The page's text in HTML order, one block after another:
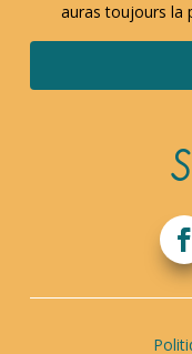
auras toujours la